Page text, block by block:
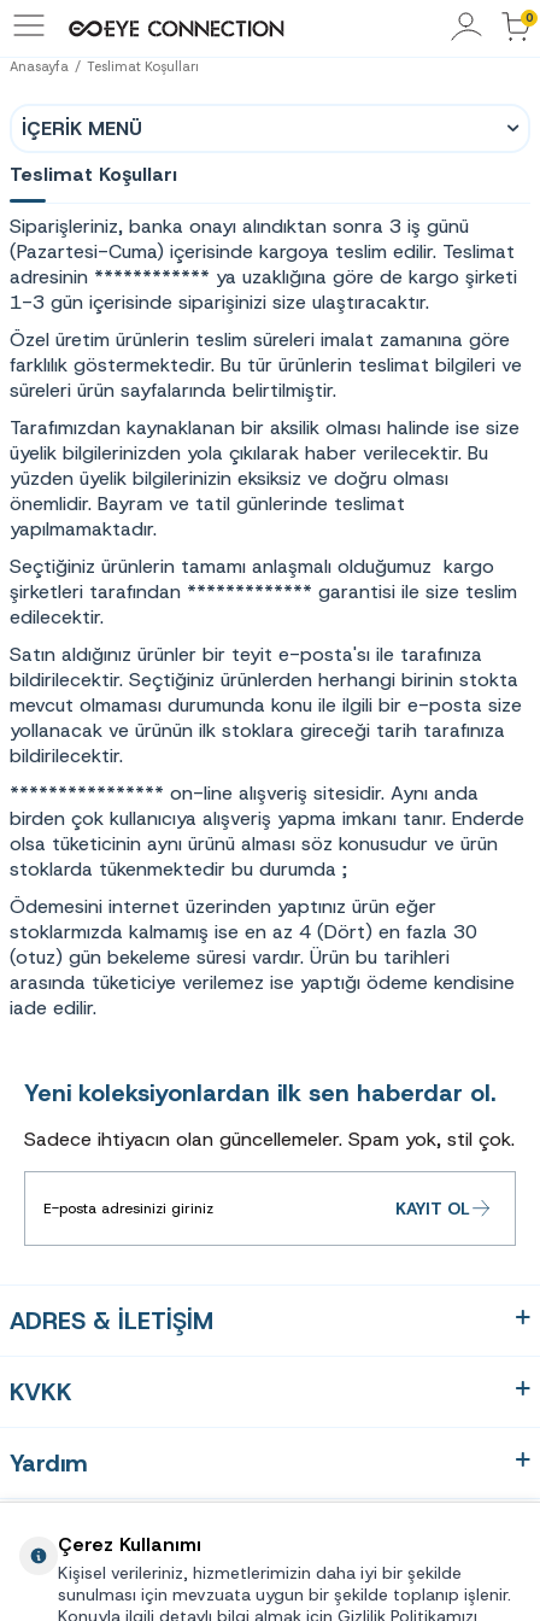
0
Anasayfa Teslimat Koşulları
İÇERIK MENÜ
Teslimat Koşulları
Siparişleriniz, banka onayı alındıktan sonra 3 iş günü
(Pazartesi-Cuma) içerisinde kargoya teslim edilir. Teslimat
adresinin ************ ya uzaklığına göre de kargo şirketi
1-3 gün içerisinde siparişinizi size ulaştıracaktır.
Özel üretim ürünlerin teslim süreleri imalat zamanına göre
farklılık göstermektedir. Bu tür ürünlerin teslimat bilgileri ve
süreleri ürün sayfalarında belirtilmiştir.
Tarafımızdan kaynaklanan bir aksilik olması halinde ise size
üyelik bilgilerinizden yola çıkılarak haber verilecektir. Bu
yüzden üyelik bilgilerinizin eksiksiz ve doğru olması
önemlidir. Bayram ve tatil günlerinde teslimat
yapılmamaktadır.
Seçtiğiniz ürünlerin tamamı anlaşmalı olduğumuz kargo
şirketleri tarafından ************* garantisi ile size teslim
edilecektir.
Satın aldığınız ürünler bir teyit e-posta'sı ile tarafınıza
bildirilecektir. Seçtiğiniz ürünlerden herhangi birinin stokta
mevcut olmaması durumunda konu ile ilgili bir e-posta size
yollanacak ve ürünün ilk stoklara gireceği tarih tarafınıza
bildirilecektir.
**************** on-line alışveriş sitesidir. Aynı anda
birden çok kullanıcıya alışveriş yapma imkanı tanır. Enderde
olsa tüketicinin aynı ürünü alması söz konusudur ve ürün
stoklarda tükenmektedir bu durumda ;
Ödemesini internet üzerinden yaptınız ürün eğer
stoklarmızda kalmamış ise en az 4 (Dört) en fazla 30
(otuz) gün bekeleme süresi vardır. Ürün bu tarihleri
arasında tüketiciye verilemez ise yaptığı ödeme kendisine
iade edilir.
Yeni koleksiyonlardan ilk sen haberdar ol.
Sadece ihtiyacın olan güncellemeler. Spam yok, stil çok.
KAYIT OL
ADRES & İLETİŞİM
KVKK
Yardım
Hızlı Erişim
Çerez Kullanımı
Kişisel verileriniz, hizmetlerimizin daha iyi bir şekilde
sunulması için mevzuata uygun bir şekilde toplanıp işlenir.
Konuyla ilgili detaylı bilgi almak için Gizlilik Politikamızı